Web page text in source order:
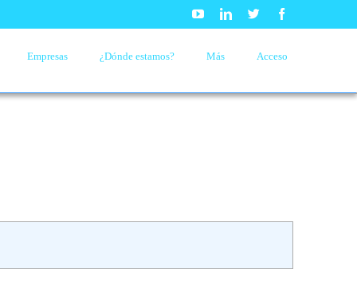
YoutubeLinkedinTwitter
Empresas ¿Dónde estamos? Más Acceso